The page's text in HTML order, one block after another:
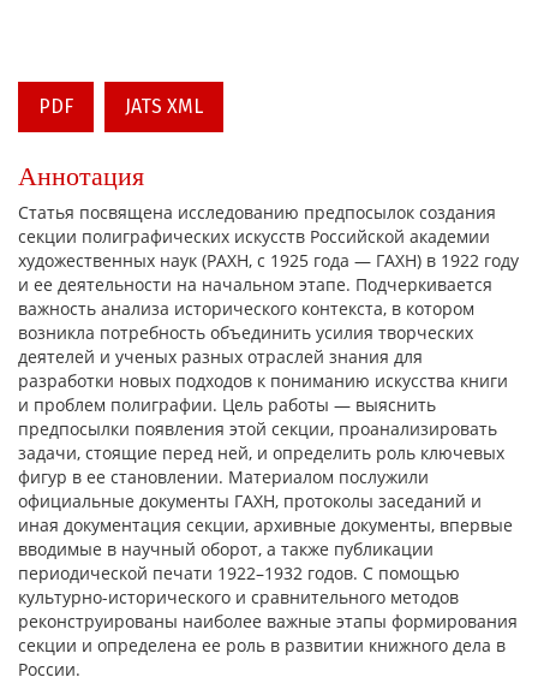
PDF JATS XML
Аннотация
Статья посвящена исследованию предпосылок создания
секции полиграфических искусств Российской академии
художественных наук (РАХН, с 1925 года — ГАХН) в 1922 году
и ее деятельности на начальном этапе. Подчеркивается
важность анализа исторического контекста, в котором
возникла потребность объединить усилия творческих
деятелей и ученых разных отраслей знания для
разработки новых подходов к пониманию искусства книги
и проблем полиграфии. Цель работы — выяснить
предпосылки появления этой секции, проанализировать
задачи, стоящие перед ней, и определить роль ключевых
фигур в ее становлении. Материалом послужили
официальные документы ГАХН, протоколы заседаний и
иная документация секции, архивные документы, впервые
вводимые в научный оборот, а также публикации
периодической печати 1922–1932 годов. С помощью
культурно-исторического и сравнительного методов
реконструированы наиболее важные этапы формирования
секции и определена ее роль в развитии книжного дела в
России.